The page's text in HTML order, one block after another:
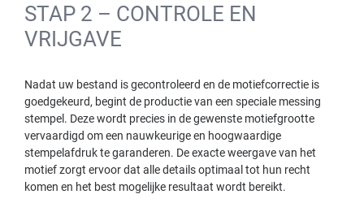
STAP 2 – CONTROLE EN
VRIJGAVE
Nadat uw bestand is gecontroleerd en de motiefcorrectie is
goedgekeurd, begint de productie van een speciale messing
stempel. Deze wordt precies in de gewenste motiefgrootte
vervaardigd om een nauwkeurige en hoogwaardige
stempelafdruk te garanderen. De exacte weergave van het
motief zorgt ervoor dat alle details optimaal tot hun recht
komen en het best mogelijke resultaat wordt bereikt.